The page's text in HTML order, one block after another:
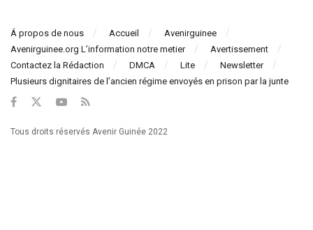
Á propos de nous Accueil
Avenirguinee
Avenirguinee.org L’information notre metier
Avertissement
Contactez la Rédaction
DMCA Lite
Newsletter
Plusieurs dignitaires de l’ancien régime envoyés en prison par la junte
Tous droits réservés Avenir Guinée 2022